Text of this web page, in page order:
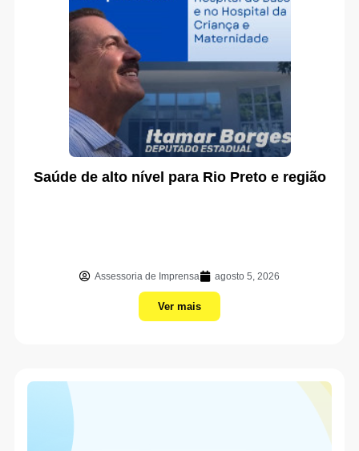
Saúde de alto nível para Rio Preto e região
Assessoria de Imprensa agosto 5, 2026
Ver mais